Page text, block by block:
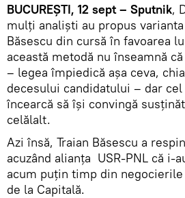
BUCUREȘTI, 12 sept – Sputnik,
mulți analiști au propus
Băsescu din cursă în favoarea
această metodă nu înseamnă
– legea împiedică așa ceva,
decesului candidatului – dar cel
încearcă să își convingă
celălalt.
Azi însă, Traian Băsescu a
acuzând alianța USR-PNL că i-
acum puțin timp din
de la Capitală.